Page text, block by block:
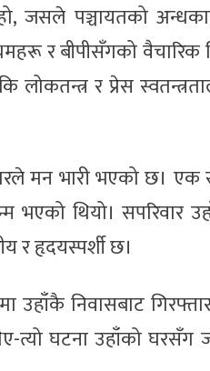
जसले पञ्चायतको
र बीपीसँगको
लोकतन्त्र र प्रेस
मन भारी भएको छ। एक
भएको थियो। सपरिवार
र हृदयस्पर्शी छ।
निवासबाट
घटना उहाँको घरसँग